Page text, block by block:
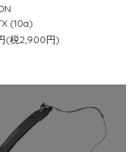
(10a)
(税2,900円)